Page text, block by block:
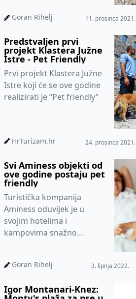
turističke zajednice gr...
Goran Rihelj 11. prosinca 2021.
Predstvaljen prvi
projekt Klastera Južne
Istre - Pet Friendly
Prvi projekt Klastera Južne
Istre koji će se ove godine
realizirati je “Pet friendly”
HrTurizam.hr 24. prosinca 2021.
Svi Aminess objekti od
ove godine postaju pet
friendly
Turistička kompanija
Aminess oduvijek je u
svojim hotelima i
kampovima snažno
neizostavni članovi
Goran Rihelj 3. lipnja 2022.
Igor Montanari-Knez: